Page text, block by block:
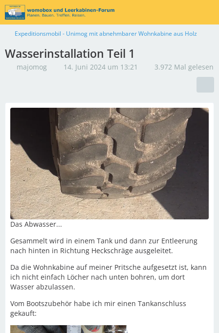
Expeditionsmobil - Unimog mit abnehmbarer Wohnkabine aus Holz
Wasserinstallation Teil 1
majomog 14. Juni 2024 um 13:21 3.972 Mal gelesen
Das Abwasser...
Gesammelt wird in einem Tank und dann zur Entleerung
nach hinten in Richtung Heckschräge ausgeleitet.
Da die Wohnkabine auf meiner Pritsche aufgesetzt ist, kann
ich nicht einfach Löcher nach unten bohren, um dort
Wasser abzulassen.
Vom Bootszubehör habe ich mir einen Tankanschluss
gekauft: